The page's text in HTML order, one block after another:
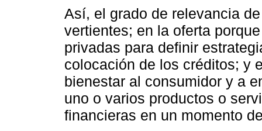
Así, el grado de relevancia
vertientes; en la oferta
privadas para definir
colocación de los créditos; y
bienestar al consumidor y a
uno o varios productos o
financieras en un momento